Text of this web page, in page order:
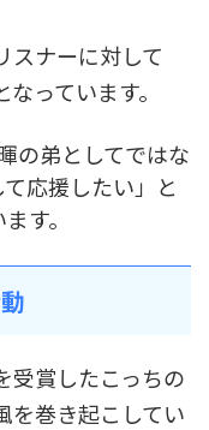
スナーに対して
っています。
の弟としてではな
応援したい」と
す。
受賞したこっちの
を巻き起こしてい